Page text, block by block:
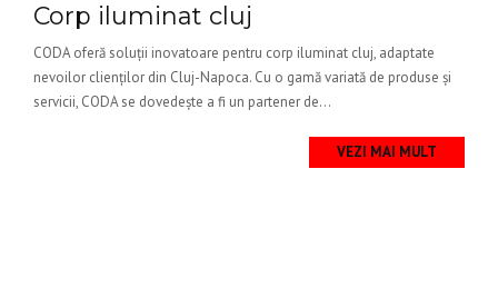
Corp iluminat cluj
CODA oferă soluții inovatoare pentru corp iluminat cluj, adaptate
nevoilor clienților din Cluj-Napoca. Cu o gamă variată de produse și
servicii, CODA se dovedește a fi un partener de...
VEZI MAI MULT